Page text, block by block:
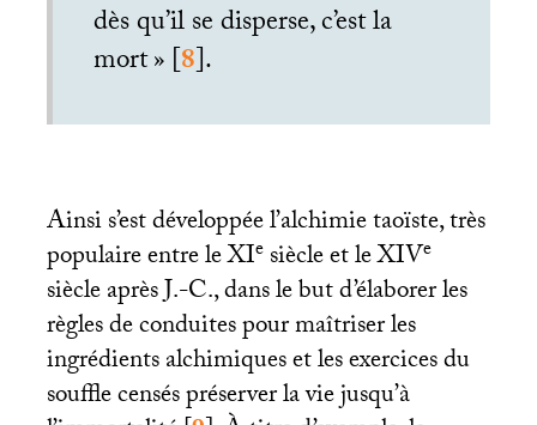
dès qu’il se disperse, c’est la
mort» [8].
Ainsi s’est développée l’alchimie taoïste, très
populaire entre leXIesiècle et leXIVe
siècle après J.-C., dans le but d’élaborer les
règles de conduites pour maîtriser les
ingrédients alchimiques et les exercices du
souffle censés préserver la vie jusqu’à